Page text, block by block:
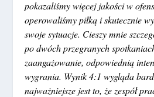
pokazaliśmy więcej jakości w
operowaliśmy piłką i skutecznie
swoje sytuacje. Cieszy mnie
po dwóch przegranych
zaangażowanie, odpowiednią
wygrania. Wynik 4:1 wygląda
najważniejsze jest to, że zespół